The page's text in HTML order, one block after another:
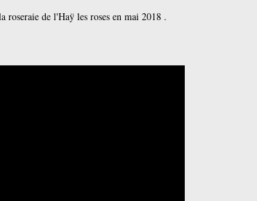
roseraie de l'Haÿ les roses en mai 2018 .